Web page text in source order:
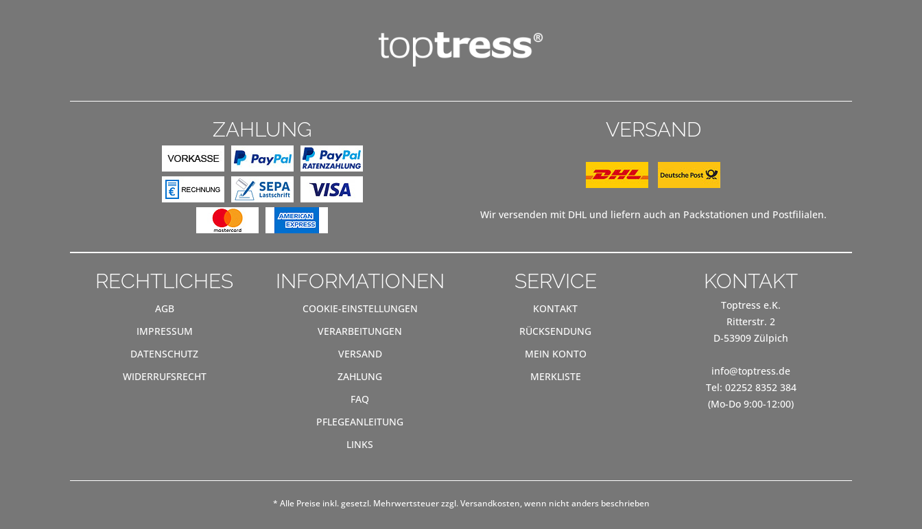
ZAHLUNG VERSAND
Wir versenden mit DHL und liefern auch an Packstationen und Postfilialen.
RECHTLICHES
AGB
IMPRESSUM
DATENSCHUTZ
WIDERRUFSRECHT
INFORMATIONEN
COOKIE-EINSTELLUNGEN
VERARBEITUNGEN
VERSAND
ZAHLUNG
FAQ
PFLEGEANLEITUNG
LINKS
SERVICE
KONTAKT
RÜCKSENDUNG
MEIN KONTO
MERKLISTE
KONTAKT
Toptress e.K.
Ritterstr. 2
D-53909 Zülpich
info@toptress.de
Tel: 02252 8352 384
(Mo-Do 9:00-12:00)
* Alle Preise inkl. gesetzl. Mehrwertsteuer zzgl.Versandkosten, wenn nicht anders beschrieben